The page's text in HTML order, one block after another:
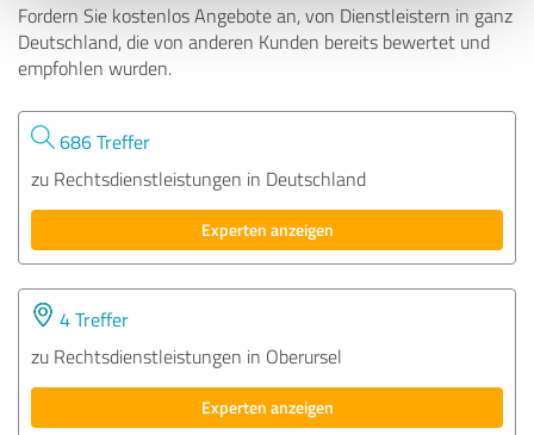
Fordern Sie kostenlos Angebote an, von Dienstleistern in ganz
Deutschland, die von anderen Kunden bereits bewertet und
empfohlen wurden.
686 Treffer
zu Rechtsdienstleistungen in Deutschland
Experten anzeigen
4 Treffer
zu Rechtsdienstleistungen in Oberursel
Experten anzeigen